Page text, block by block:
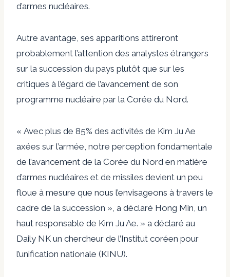
d’armes nucléaires.
Autre avantage, ses apparitions attireront
probablement l’attention des analystes étrangers
sur la succession du pays plutôt que sur les
critiques à l’égard de l’avancement de son
programme nucléaire par la Corée du Nord.
« Avec plus de 85% des activités de Kim Ju Ae
axées sur l’armée, notre perception fondamentale
de l’avancement de la Corée du Nord en matière
d’armes nucléaires et de missiles devient un peu
floue à mesure que nous l’envisageons à travers le
cadre de la succession », a déclaré Hong Min, un
haut responsable de Kim Ju Ae. » a déclaré au
Daily NK un chercheur de l’Institut coréen pour
l’unification nationale (KINU).